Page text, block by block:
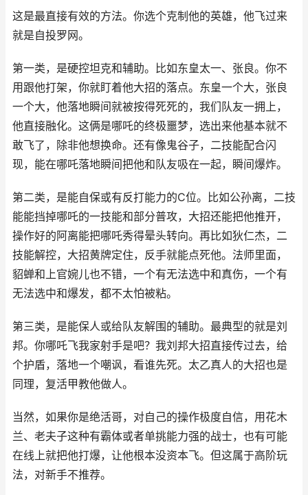
这是最直接有效的方法。你选个克制他的英雄，他飞过来
就是自投罗网。
第一类，是硬控坦克和辅助。比如东皇太一、张良。你不
用跟他打架，你就盯着他大招的落点。东皇一个大，张良
一个大，他落地瞬间就被按得死死的，我们队友一拥上，
他直接融化。这俩是哪吒的终极噩梦，选出来他基本就不
敢飞了，除非他想换命。还有像鬼谷子，二技能配合闪
现，能在哪吒落地瞬间把他和队友吸在一起，瞬间爆炸。
第二类，是能自保或有反打能力的C位。比如公孙离，二技
能能挡掉哪吒的一技能和部分普攻，大招还能把他推开，
操作好的阿离能把哪吒秀得晕头转向。再比如狄仁杰，二
技能解控，大招黄牌定住，反手就能点死他。法师里面，
貂蝉和上官婉儿也不错，一个有无法选中和真伤，一个有
无法选中和爆发，都不太怕被粘。
第三类，是能保人或给队友解围的辅助。最典型的就是刘
邦。你哪吒飞我家射手是吧？我刘邦大招直接传过去，给
个护盾，落地一个嘲讽，看谁先死。太乙真人的大招也是
同理，复活甲教他做人。
当然，如果你是绝活哥，对自己的操作极度自信，用花木
兰、老夫子这种有霸体或者单挑能力强的战士，也有可能
在线上就把他打爆，让他根本没资本飞。但这属于高阶玩
法，对新手不推荐。